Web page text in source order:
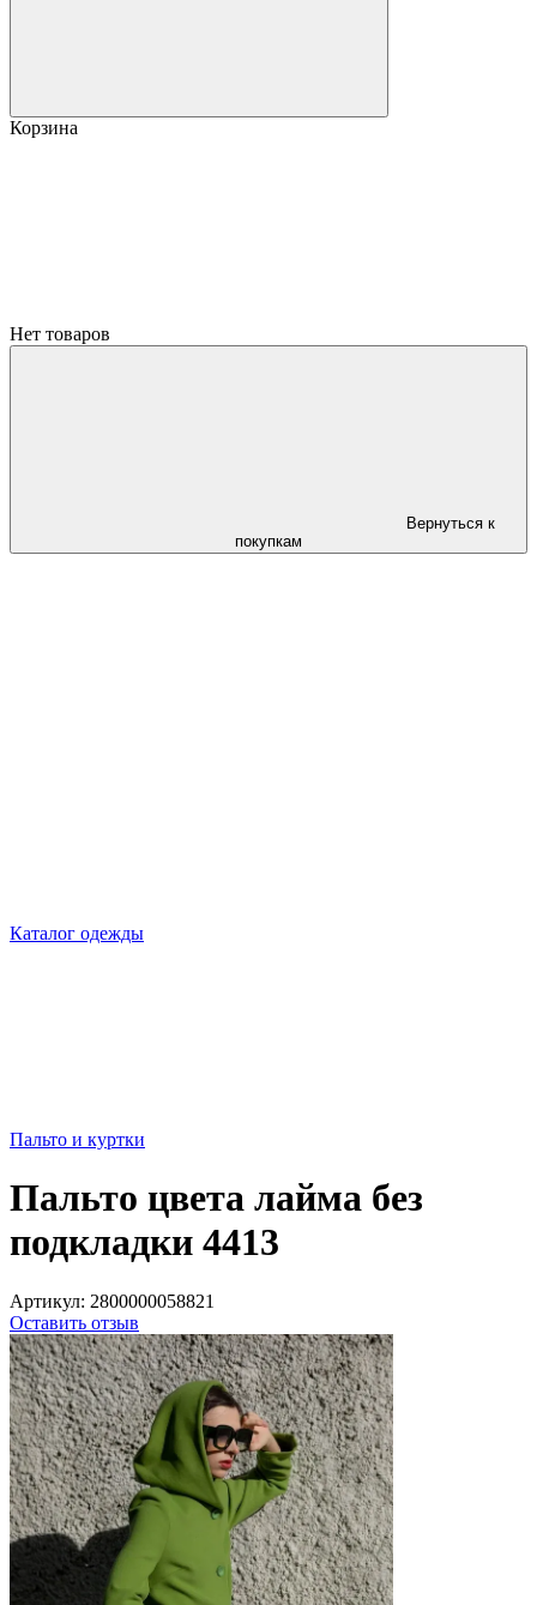
Корзина
Нет товаров
Вернуться к
покупкам
Каталог одежды
Пальто и куртки
Пальто цвета лайма без
подкладки 4413
Артикул: 2800000058821
Оставить отзыв